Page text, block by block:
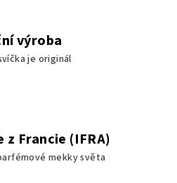
výroba
je originál
z Francie (IFRA)
mekky světa